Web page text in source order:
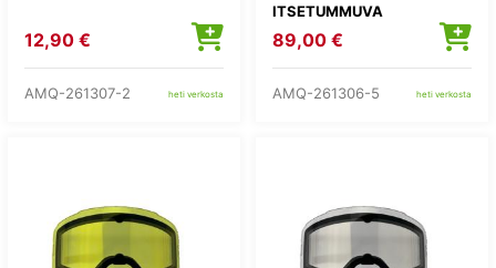
12,90 €
AMQ-261307-2 heti verkosta
ITSETUMMUVA
89,00 €
AMQ-261306-5 heti verkosta